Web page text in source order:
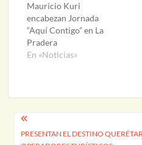
Mauricio Kuri
encabezan Jornada
“Aquí Contigo” en La
Pradera
En «Noticias»
Navegación
PRESENTAN EL DESTINO